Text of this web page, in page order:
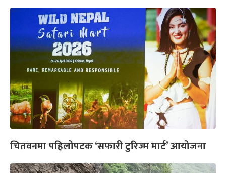
चितवनमा पहिलोपटक ‘सफारी टुरिज्म मार्ट’ आयोजना